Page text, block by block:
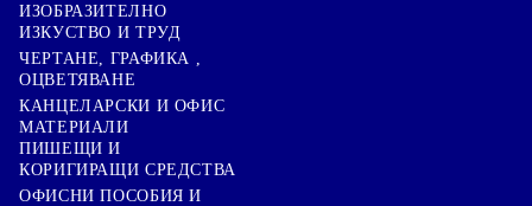
ИЗОБРАЗИТЕЛНО
ИЗКУСТВО И ТРУД
ЧЕРТАНЕ, ГРАФИКА ,
ОЦВЕТЯВАНЕ
КАНЦЕЛАРСКИ И ОФИС
МАТЕРИАЛИ
ПИШЕЩИ И
КОРИГИРАЩИ СРЕДСТВА
ОФИСНИ ПОСОБИЯ И